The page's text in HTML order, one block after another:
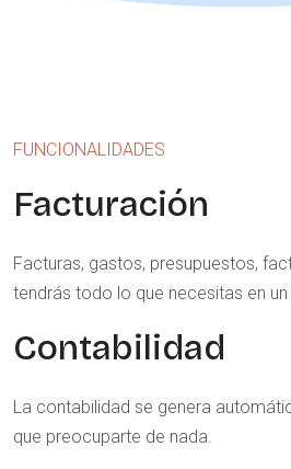
FUNCIONALIDADES
Facturación
Facturas, gastos, presupuestos,
tendrás todo lo que necesitas en un
Contabilidad
La contabilidad se genera
que preocuparte de nada.